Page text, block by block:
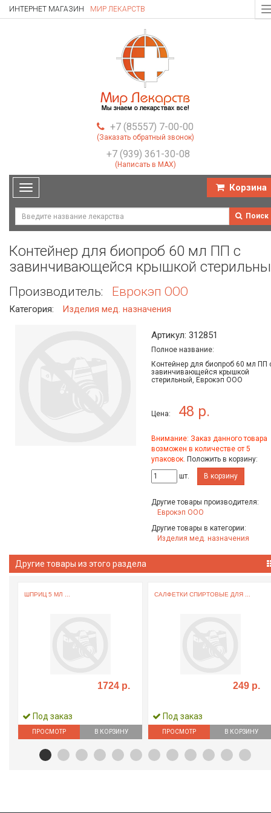
ИНТЕРНЕТ МАГАЗИН МИР ЛЕКАРСТВ
+7 (85557) 7-00-00
(Заказать обратный звонок)
+7 (939) 361-30-08
(Написать в MAX)
Toggle
navigation
Корзина
Поиск
Контейнер для биопроб 60 мл ПП с
завинчивающейся крышкой
Производитель: Еврокэп ООО
Категория: Изделия мед. назначения
Артикул: 312851
Полное название:
Контейнер для биопроб 60 мл ПП
завинчивающейся крышкой
стерильный, Еврокэп ООО
Цена: 48 р.
Внимание: Заказ данного товара
возможен в количестве от 5
упаковок. Положить в корзину:
шт.
В корзину
Другие товары производителя:
Еврокэп ООО
Другие товары в категории:
Изделия мед. назначения
Другие товары из этого раздела
ШПРИЦ 5 МЛ ...
1724 р.
Под заказ
ПРОСМОТР В КОРЗИНУ
САЛФЕТКИ СПИРТОВЫЕ ДЛЯ ...
249 р.
Под заказ
ПРОСМОТР В КОРЗИНУ